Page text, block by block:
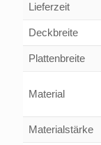
Lieferzeit
Deckbreite
Plattenbreite
Material
Materialstärke